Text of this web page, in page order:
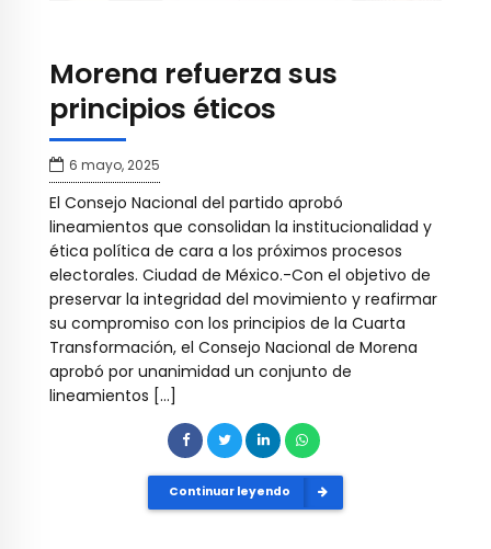
Morena refuerza sus
principios éticos
6 mayo, 2025
El Consejo Nacional del partido aprobó
lineamientos que consolidan la institucionalidad y
ética política de cara a los próximos procesos
electorales. Ciudad de México.-Con el objetivo de
preservar la integridad del movimiento y reafirmar
su compromiso con los principios de la Cuarta
Transformación, el Consejo Nacional de Morena
aprobó por unanimidad un conjunto de
lineamientos […]
Continuar leyendo